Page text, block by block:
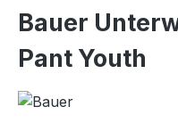
Bauer
Pant Youth